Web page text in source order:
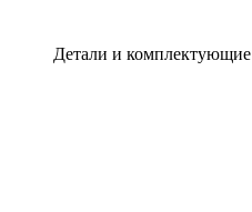
Детали и комплектующие